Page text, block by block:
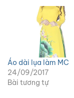
Áo dài lụa làm MC
24/09/2017
Bài tương tự